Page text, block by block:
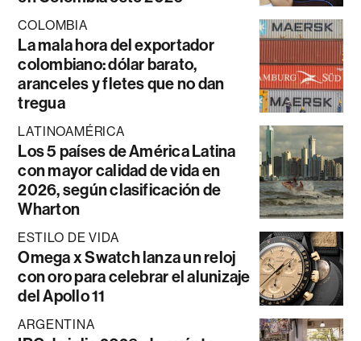
COLOMBIA
La mala hora del exportador
colombiano: dólar barato,
aranceles y fletes que no dan
tregua
LATINOAMÉRICA
Los 5 países de América Latina
con mayor calidad de vida en
2026, según clasificación de
Wharton
ESTILO DE VIDA
Omega x Swatch lanza un reloj
con oro para celebrar el alunizaje
del Apollo 11
ARGENTINA